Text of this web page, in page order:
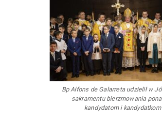
Bp Alfons de Galarreta udzielił w
sakramentu bierzmowania
kandydatom i kandydatkom